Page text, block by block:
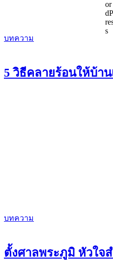
บทความ
5 วิธีคลายร้อนให้บ้าน
บทความ
ตั้งศาลพระภูมิ หัวใจ